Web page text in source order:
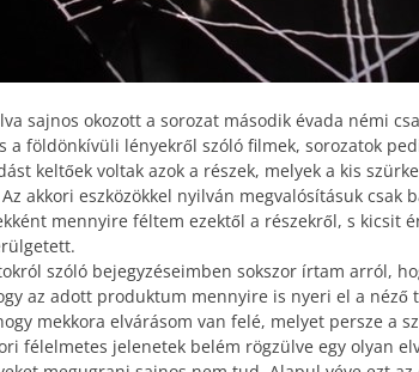
sajnos okozott a sorozat második évada némi
a földönkívüli lényekről szóló filmek, sorozatok
keltőek voltak azok a részek, melyek a kis
akkori eszközökkel nyilván megvalósításuk
mennyire féltem ezektől a részekről, s kicsit
szóló bejegyzéseimben sokszor írtam arról,
az adott produktum mennyire is nyeri el a néző
mekkora elvárásom van felé, melyet persze a
félelmetes jelenetek belém rögzülve egy olyan